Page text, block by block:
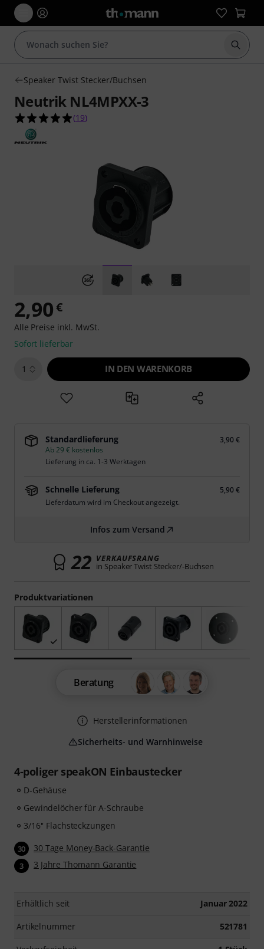
Suche
Speaker Twist Stecker/Buchsen
Neutrik NL4MPXX-3
4.9 von 5 Sternen aus 19 Kundenbewertungen
(19)
4-poliger speakON Einbaustecker
D-Gehäuse
Gewindelöcher für A-Schraube
3/16'' Flachsteckzungen
30 30 Tage Money-Back-Garantie
3 3 Jahre Thomann Garantie
Erhältlich seit Januar 2022
Artikelnummer 521781
Produktvariationen
2,90€
Alle Preise inkl. MwSt.
Sofort lieferbar
1 IN DEN WARENKORB
Standardlieferung
3,90 €
Ab 29 € kostenlos
Lieferung in ca. 1-3 Werktagen
Schnelle Lieferung
5,90 €
Lieferdatum wird im Checkout angezeigt.
Infos zum Versand
22 VERKAUFSRANG
in Speaker Twist Stecker/-Buchsen
Beratung
Herstellerinformationen
Sicherheits- und Warnhinweise